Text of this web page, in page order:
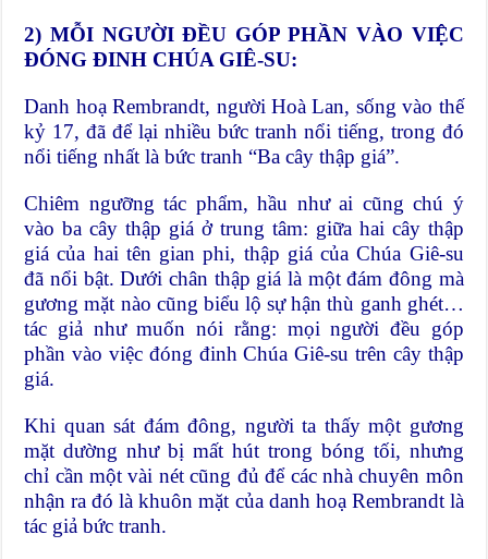
2) MỖI NGƯỜI ĐỀU GÓP PHẦN VÀO VIỆC
ĐÓNG ĐINH CHÚA GIÊ-SU:
Danh hoạ Rembrandt, người Hoà Lan, sống vào thế
kỷ 17, đã để lại nhiều bức tranh nổi tiếng, trong đó
nổi tiếng nhất là bức tranh “Ba cây thập giá”.
Chiêm ngưỡng tác phẩm, hầu như ai cũng chú ý
vào ba cây thập giá ở trung tâm: giữa hai cây thập
giá của hai tên gian phi, thập giá của Chúa Giê-su
đã nổi bật. Dưới chân thập giá là một đám đông mà
gương mặt nào cũng biểu lộ sự hận thù ganh ghét…
tác giả như muốn nói rằng: mọi người đều góp
phần vào việc đóng đinh Chúa Giê-su trên cây thập
giá.
Khi quan sát đám đông, người ta thấy một gương
mặt dường như bị mất hút trong bóng tối, nhưng
chỉ cần một vài nét cũng đủ để các nhà chuyên môn
nhận ra đó là khuôn mặt của danh hoạ Rembrandt là
tác giả bức tranh.